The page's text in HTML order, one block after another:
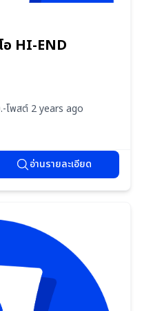
HI-END
โพสต์ 2 years ago
อ่านรายละเอียด